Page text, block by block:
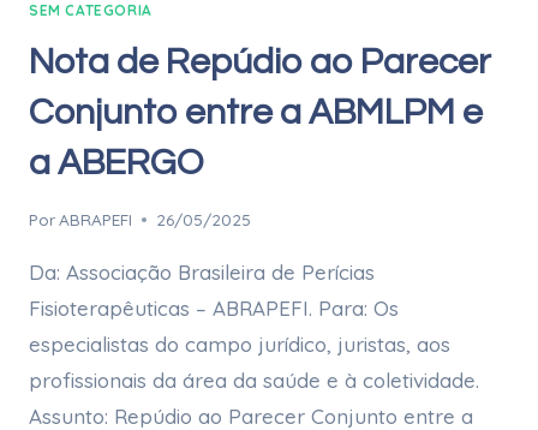
SEM CATEGORIA
Nota de Repúdio ao Parecer
Conjunto entre a ABMLPM e
a ABERGO
PorABRAPEFI 26/05/2025
Da: Associação Brasileira de Perícias
Fisioterapêuticas – ABRAPEFI. Para: Os
especialistas do campo jurídico, juristas, aos
profissionais da área da saúde e à coletividade.
Assunto: Repúdio ao Parecer Conjunto entre a